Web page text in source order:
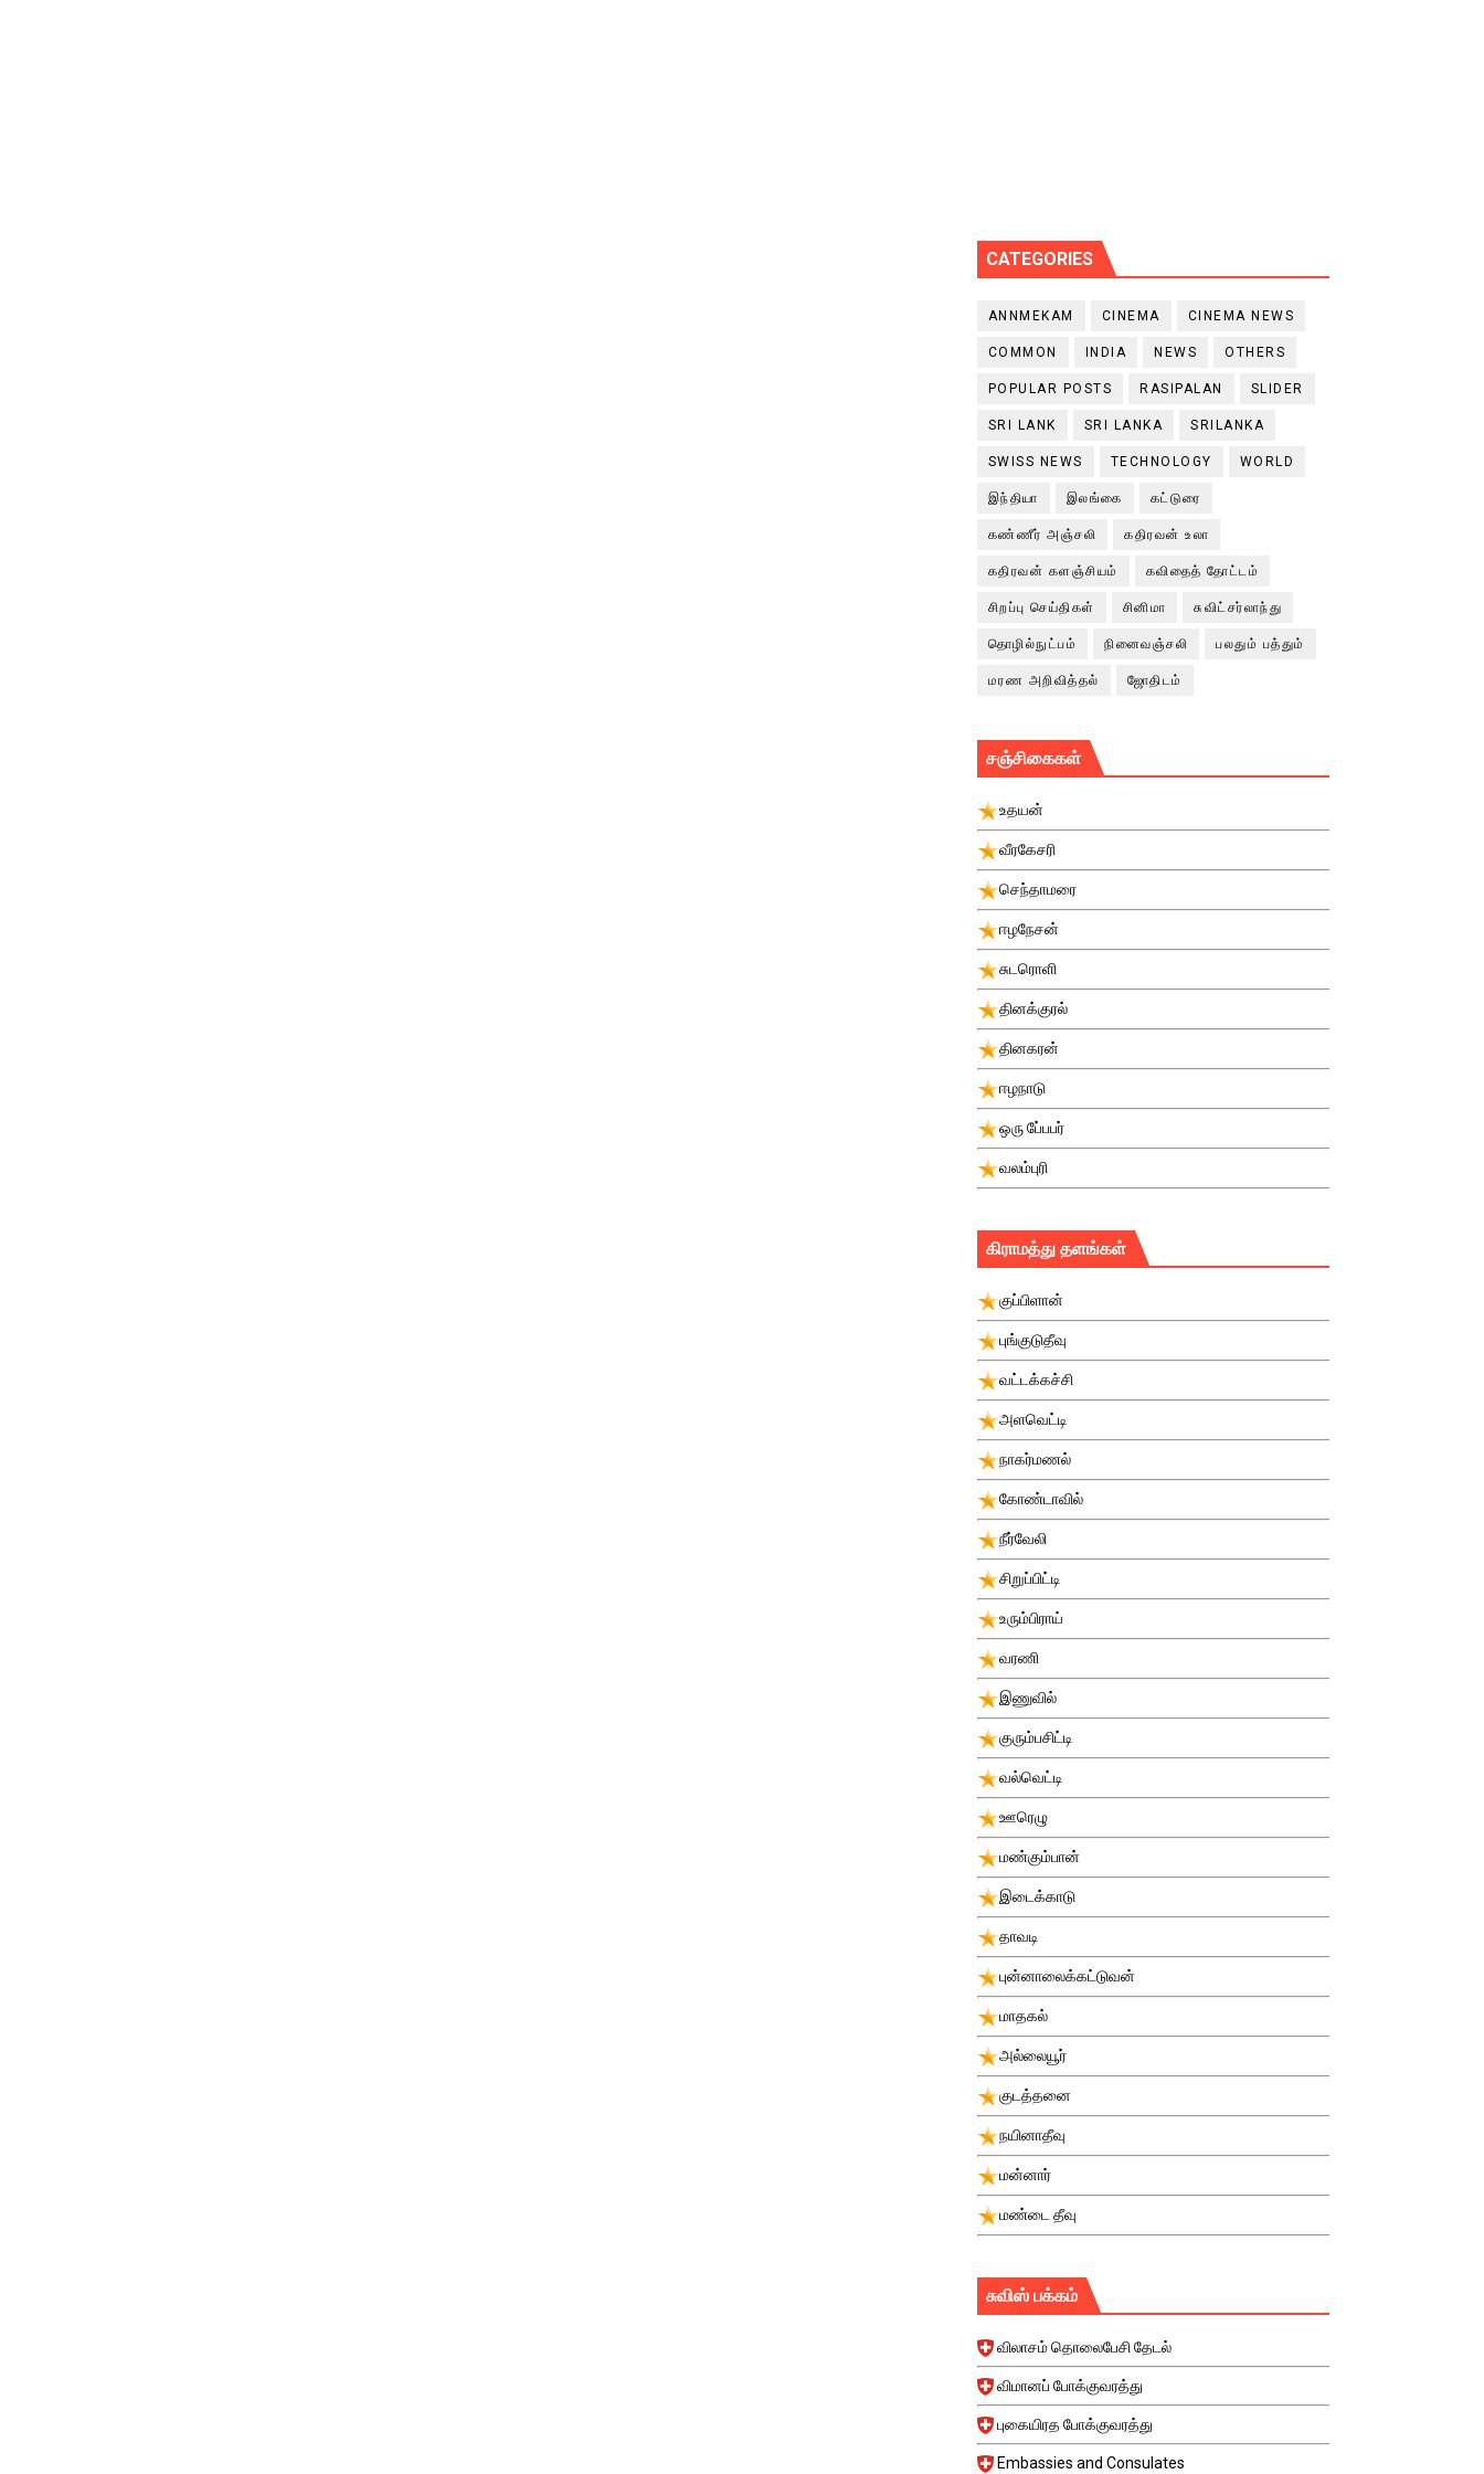
CATEGORIES
ANNMEKAM CINEMA CINEMA NEWS
COMMON INDIA NEWS OTHERS
POPULAR POSTS RASIPALAN SLIDER
SRI LANK SRI LANKA SRILANKA
SWISS NEWS TECHNOLOGY WORLD
இந்தியா இலங்கை கட்டுரை
கண்ணீர் அஞ்சலி கதிரவன் உலா
கதிரவன் களஞ்சியம் கவிதைத் தோட்டம்
சிறப்பு செய்திகள் சினிமா சுவிட்சர்லாந்து
தொழில்நுட்பம் நினைவஞ்சலி பலதும் பத்தும்
மரண அறிவித்தல் ஜோதிடம்
சஞ்சிகைகள்
உதயன்
வீரகேசரி
செந்தாமரை
ஈழநேசன்
சுடரொளி
தினக்குரல்
தினகரன்
ஈழநாடு
ஒரு பே்பபர்
வலம்புரி
கிராமத்து தளங்கள்
குப்பிளான்
புங்குடுதீவு
வட்டக்கச்சி
அளவெட்டி
நாகர்மணல்
கோண்டாவில்
நீர்வேலி
சிறுப்பிட்டி
உரும்பிராய்
வரணி
இணுவில்
குரும்பசிட்டி
வல்வெட்டி
ஊரெழு
மண்கும்பான்
இடைக்காடு
தாவடி
புன்னாலைக்கட்டுவன்
மாதகல்
அல்லையூர்
குடத்தனை
நயினாதீவு
மன்னார்
மண்டை தீவு
சுவிஸ் பக்கம்
விலாசம் தொலைபேசி தேடல்
விமானப் போக்குவரத்து
புகையிரத போக்குவரத்து
Embassies and Consulates